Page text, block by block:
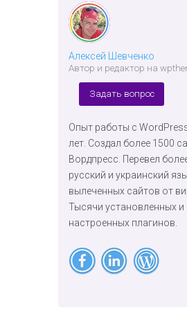
Алексей Шевченко
Автор и редактор на
Задать вопрос
Опыт работы с
лет. Создал более 1500
Вордпресс. Перевел
русский и украинский
вылеченных сайтов от
Тысячи установленных и
настроенных плагинов.